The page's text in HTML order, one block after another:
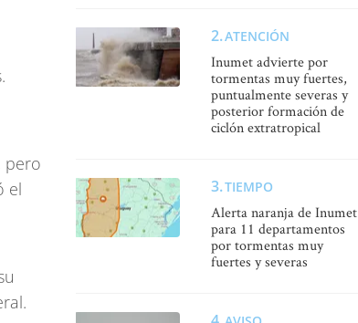
pero
el
ATENCIÓN
Inumet advierte por
tormentas muy fuertes,
puntualmente severas y
posterior formación de
ciclón extratropical
TIEMPO
Alerta naranja de Inumet
para 11 departamentos
por tormentas muy
fuertes y severas